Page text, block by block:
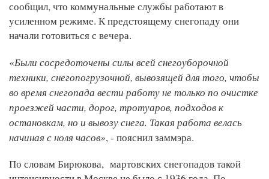
сообщил, что коммунальные службы работают в
усиленном режиме. К предстоящему снегопаду они
начали готовиться с вечера.
«Были сосредоточены силы всей снегоуборочной
техники, снегопогрузочной, вывозящей для того, чтобы
во время снегопада вести работу не только по очистке
проезжей части, дорог, тротуаров, подходов к
остановкам, но и вывозу снега. Такая работа велась
начиная с ноля часов», - пояснил заммэра.
По словам Бирюкова, мартовских снегопадов такой